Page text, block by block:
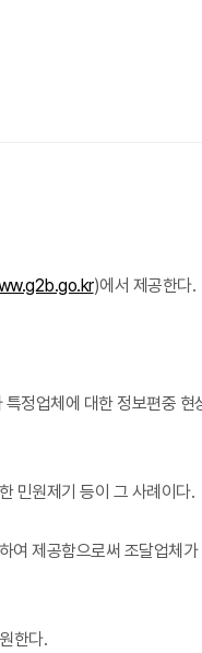
)에서 제공한다.
정업체에 대한 정보편중
민원제기 등이 그 사례이다.
여 제공함으로써 조달업체
한다.